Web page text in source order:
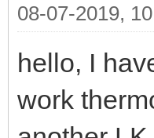
08-07-2019,
hello, I
work